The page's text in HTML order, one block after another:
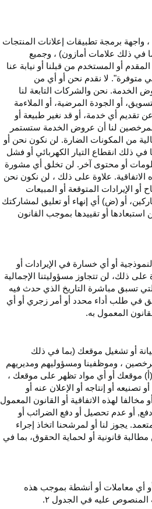
برمجة تطبيقات إعلانات المنتجات
في ذلك علامات أمازون) ، وجميع
أو المستخدم من قبلنا أو نيابة عنا
متوفرة". لا نقدم نحن أو أي من
الخدمة. نحن والشركات التابعة لنا
أو الجودة المرضية، أو الملاءمة
تقديم أي خدمة، أو قد نغير طبيعة أو
لنا أن عروض الخدمة ستستمر
من المكونات الضارة. لن نكون نحن أو
في ذلك انقطاع
التيار الكهربائي أو فشل
أو محتوى آخر. لن تخلق أي مشورة
علاوة على ذلك ، لن نكون نحن
أو الإيرادات المتوقعة أو المبيعات
، أو (ض) أي إنهاء أو تعليق لمشاركتك
استبعادها أو تقييدها بموجب القانون
النموذجية أو أي خسارة في الإيرادات أو
على ذلك، لن تتجاوز مسؤوليتنا الإجمالية
تسبق مباشرة التاريخ الذي حدث فيه
في طلب أداء محدد أو أمر زجري أو أي
المعمول به.
أو تشغيل موقعك (بما في ذلك
، وموظفينا ومسؤوليهم ومديريهم
(أ) موقعك أو أي مواد تظهر على موقعك ،
أو إنتاجه أو الإعلان عنه أو
لهذه الاتفاقية أو القانون المعمول
أو عدم تحصيل أو دفع الضرائب أو
يجوز لنا أو لمرشحنا اتخاذ إجراء
قانونية أو لحماية الحقوق، بما في
أو أي معاملات أو أنشطة بموجب هذه
به المنصوص عليه في الجدول ۲.